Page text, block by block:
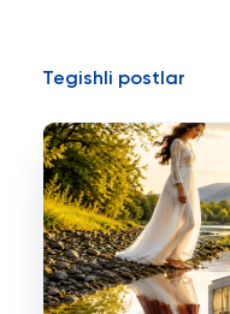
Tegishli postlar